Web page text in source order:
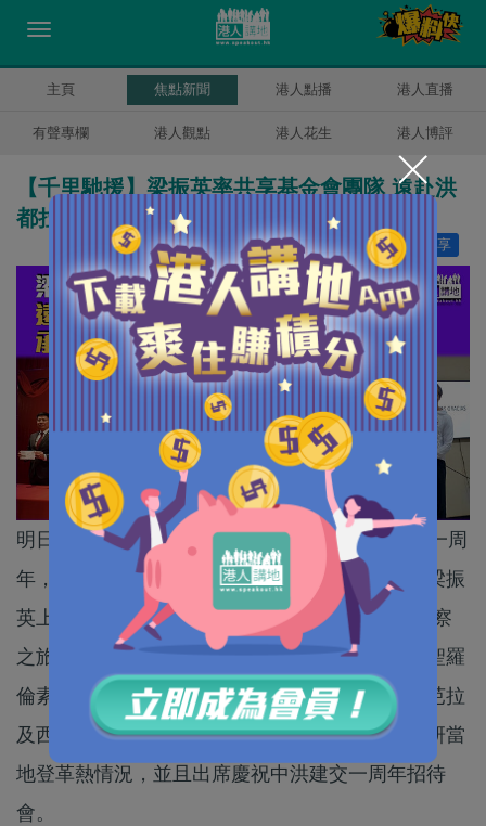
主頁 焦點新聞 港人點播 港人直播
有聲專欄 港人觀點 港人花生 港人博評
【千里馳援】梁振英率共享基金會團隊 遠赴洪
都拉斯考察、承諾助防控登革熱
分享
讚好 20
明日（26日）是中國與中美洲國家洪都拉斯建交一周
年，身兼香港共享基金會主席的全國政協副主席梁振
英上周一（18日）率隊，展開超過1000公里的考察
之旅，到訪洪都拉斯首都德古西加巴、南部城市聖羅
倫素、北部城市聖佩德羅蘇拉、中部城市聖塔芭芭拉
及西部城市聖羅沙德科潘等城市的醫療機構，調研當
地登革熱情況，並且出席慶祝中洪建交一周年招待
會。